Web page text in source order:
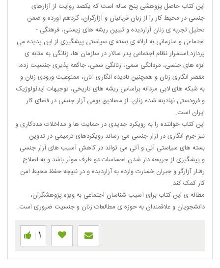
این کتاب حاصل پزوهشی پنج ساله است که یکصد روایت از آزارهای
جنسی در محیط کار را از زبان قربانیان و آزارگران، گردهم آورده و ضمن
تحلیل تجربه ی زنان آزاردیده و تبیین ریشه های زیستی، فرهنگی -
اجتماعی و سازمانی به ارائه ی بسته ی سیاستی پیشگیری از این پدیده می
پردازد.استمرار نظام اجتماعی پدر سالار در سازمان ها، زنانگی به مثابه ی
ابژه های جنسی، مردانگی سمی، زنانگی سمی، جاکعه پذیری جنسیت زده،
مقصر انگاری زنان و همچنین نادیده انگاری آنان، ممنوعیت ورودی زنان و
به شبکه های لابی مردانه براساس ریشه های تاریخی، توجیهات ایدئولوژیک
و فرودستی نهادینه شده زنان، از مصادیق بومی آزار جنسی در فضای کار
ایران است.
این کتاب خواننده را به رویکرد جدیدی در حمایت ها و مداخلات مددکاری و
نیز جرم انگاری در آزار جنسی می رساند.رویکردهای ترمیمی در تدوین
بسته های سیاستی آنی و آتی می تواند در کاهش آسیب های آزار جنسی
و پیشگیری از جریحه دار شدن احساسات دو طرف موثر باشد و به اصلاح
رفتار آزارگر و جبران خسارت وارده به آزاردیده و در نتیجه حفظ محیط امن
کار کمک کند.
مطاله ی این کتاب برای آسیب شناسان اجتماعی به ویژه پژوهشگران،
دانشجویان و علاقمندان به حوزه ی مطالعات زنان و جنسیت ضروری است.
1